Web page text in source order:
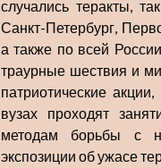
случались теракты,
Санкт-Петербург,
а также по всей
траурные шествия и
патриотические
вузах проходят
методам борьбы с
экспозиции об ужасе